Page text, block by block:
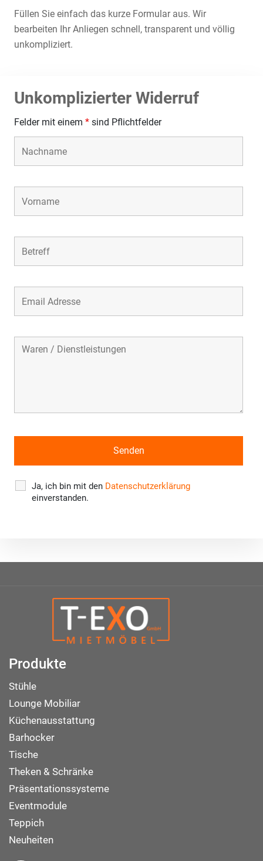
Füllen Sie einfach das kurze Formular aus. Wir
bearbeiten Ihr Anliegen schnell, transparent und völlig
unkompliziert.
Unkomplizierter Widerruf
Felder mit einem * sind Pflichtfelder
Ja, ich bin mit den Datenschutzerklärung
einverstanden.
Produkte
Stühle
Lounge Mobiliar
Küchenausstattung
Barhocker
Tische
Theken & Schränke
Präsentationssysteme
Eventmodule
Teppich
Neuheiten